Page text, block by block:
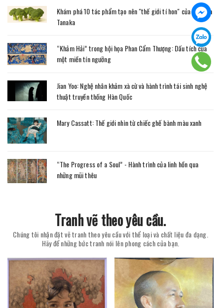
Khám phá 10 tác phẩm tạo nên "thế giới tí hon" của Tatsuya
Tanaka
“Khảm Hải” trong hội họa Phan Cẩm Thượng: Dấu tích của
một miền tín ngưỡng
Jian Yoo: Nghệ nhân khảm xà cừ và hành trình tái sinh nghệ
thuật truyền thống Hàn Quốc
Mary Cassatt: Thế giới nhìn từ chiếc ghế bành màu xanh
“The Progress of a Soul” - Hành trình của linh hồn qua
những mũi thêu
Tranh vẽ theo yêu cầu.
Chúng tôi nhận đặt vẽ tranh theo yêu cầu với thể loại và chất liệu đa dạng.
Hãy để những bức tranh nói lên phong cách của bạn.